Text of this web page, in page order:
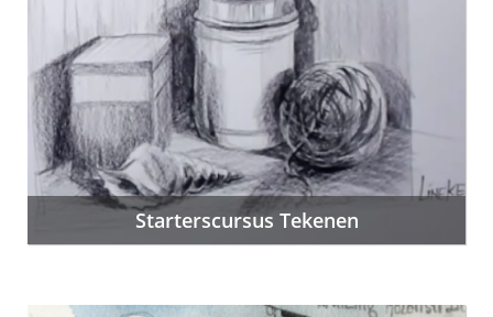
Starterscursus Tekenen